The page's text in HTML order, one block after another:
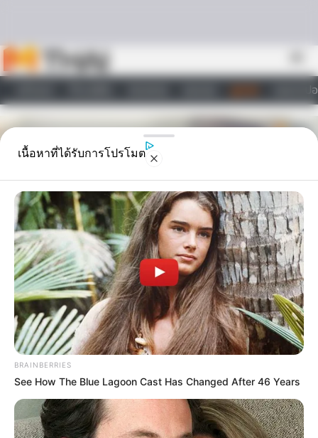
วอลเปเ
ไลฟ์สไตล์
ดูดวง
ฤกษ์ทวงหนี้ ปี 2563
โดยอ.รักษ์ ภัทร์มนต์
เนื้อหาที่ได้รับการโปรโมต
BRAINBERRIES
See How The Blue Lagoon Cast Has Changed After 46 Years